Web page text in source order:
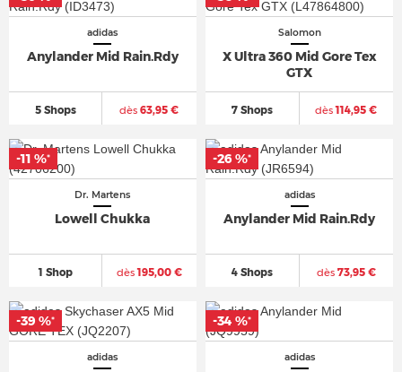
adidas
Anylander Mid Rain.Rdy
5 Shops dès 63,95 €
Salomon
X Ultra 360 Mid Gore Tex
GTX
7 Shops dès114,95 €
Dr. Martens
Lowell Chukka
1 Shop dès195,00 €
-11 %*
adidas
Anylander Mid Rain.Rdy
4 Shops dès73,95 €
-26 %*
adidas
-39 %*
adidas
-34 %*